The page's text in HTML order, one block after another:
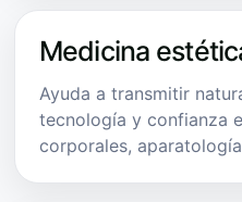
Medicina
Ayuda a transmitir
tecnología y confianza
corporales,